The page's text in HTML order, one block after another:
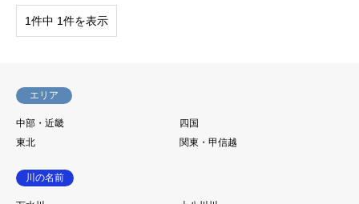
1件中 1件を表示
エリア
中部・近畿
四国
東北
関東・甲信越
川の名前